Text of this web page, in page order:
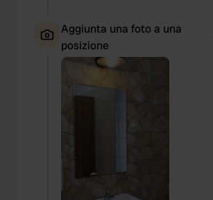
Aggiunta una foto a una
posizione